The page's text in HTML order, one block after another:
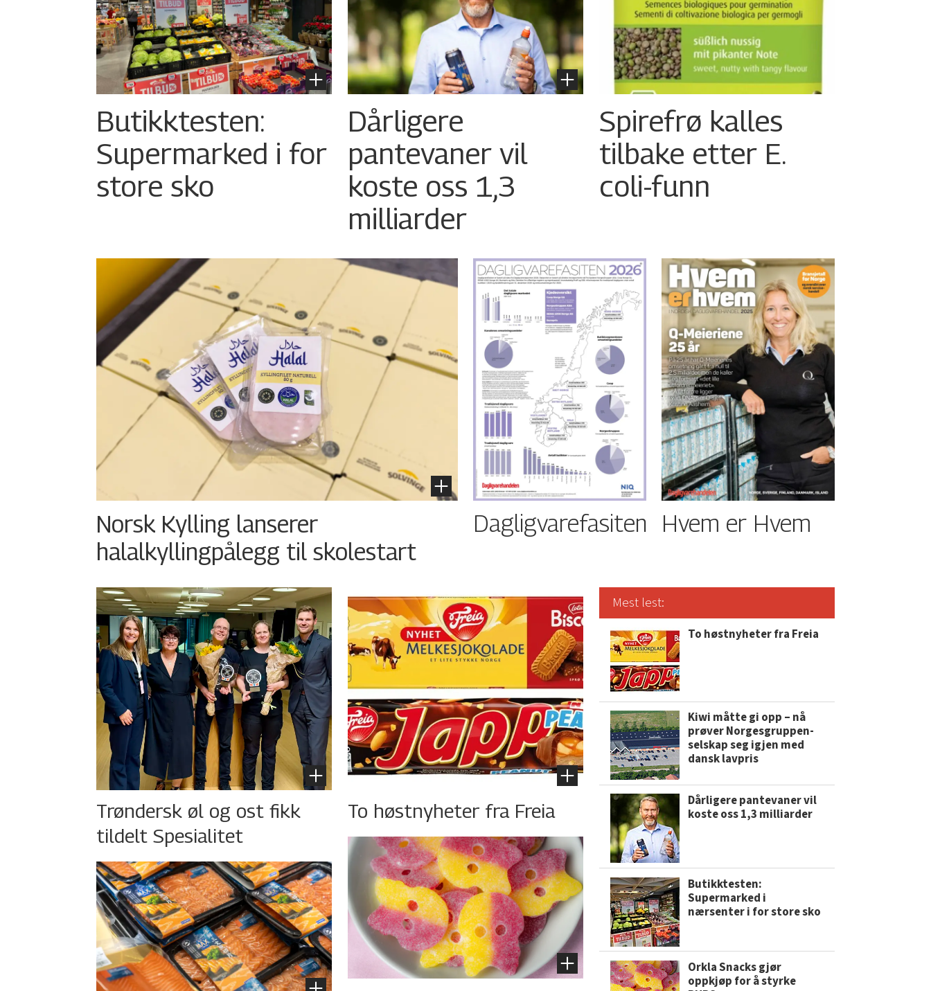
Butikktesten:
Supermarked i for
store sko
Dårligere
pantevaner vil
koste oss 1,3
milliarder
Spirefrø kalles
tilbake etter E.
coli-funn
Norsk Kylling lanserer
halalkyllingpålegg til skolestart
Dagligvarefasiten Hvem er Hvem
Trøndersk øl og ost fikk
tildelt Spesialitet
To høstnyheter fra Freia
Mest lest:
To høstnyheter fra Freia
Kiwi måtte gi opp – nå
prøver Norgesgruppen-
selskap seg igjen med
dansk lavpris
Dårligere pantevaner vil
koste oss 1,3 milliarder
Butikktesten:
Supermarked i
nærsenter i for store sko
Orkla Snacks gjør
oppkjøp for å styrke